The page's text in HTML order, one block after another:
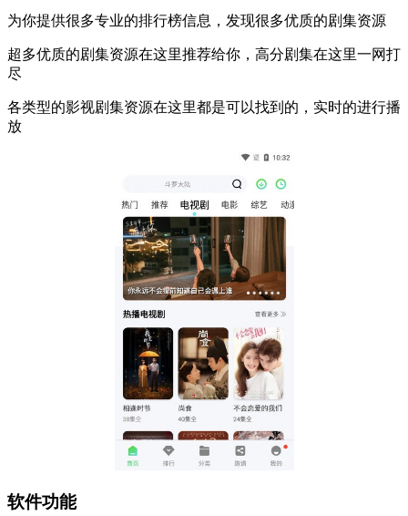
为你提供很多专业的排行榜信息，发现很多优质的剧集资源
超多优质的剧集资源在这里推荐给你，高分剧集在这里一网打
尽
各类型的影视剧集资源在这里都是可以找到的，实时的进行播
放
软件功能